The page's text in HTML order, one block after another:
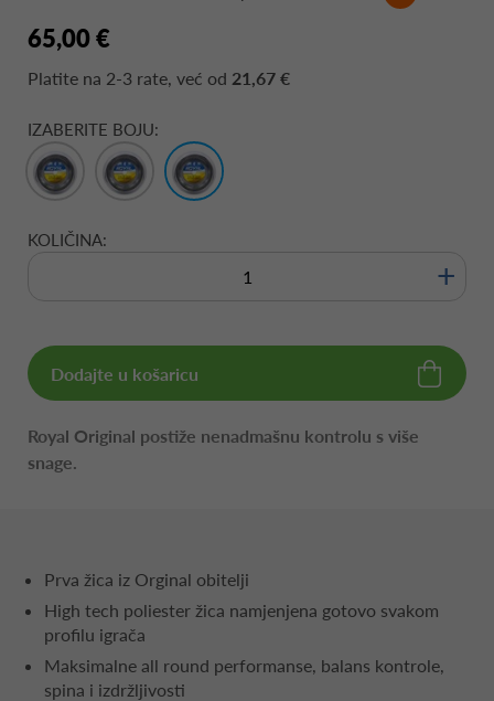
65,00 €
Platite na 2-3 rate, već od 21,67 €
IZABERITE BOJU:
KOLIČINA:
+
Dodajte u košaricu
Royal Original postiže nenadmašnu kontrolu s više
snage.
Prva žica iz Orginal obitelji
High tech poliester žica namjenjena gotovo svakom
profilu igrača
Maksimalne all round performanse, balans kontrole,
spina i izdržljivosti